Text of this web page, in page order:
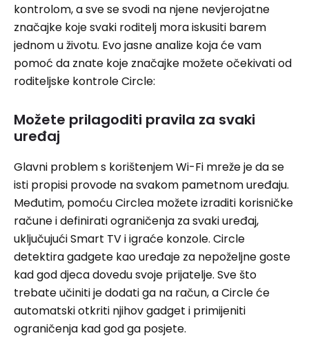
kontrolom, a sve se svodi na njene nevjerojatne
značajke koje svaki roditelj mora iskusiti barem
jednom u životu. Evo jasne analize koja će vam
pomoć da znate koje značajke možete očekivati ​​od
roditeljske kontrole Circle:
Možete prilagoditi pravila za svaki
uređaj
Glavni problem s korištenjem Wi-Fi mreže je da se
isti propisi provode na svakom pametnom uređaju.
Međutim, pomoću Circlea možete izraditi korisničke
račune i definirati ograničenja za svaki uređaj,
uključujući Smart TV i igraće konzole. Circle
detektira gadgete kao uređaje za nepoželjne goste
kad god djeca dovedu svoje prijatelje. Sve što
trebate učiniti je dodati ga na račun, a Circle će
automatski otkriti njihov gadget i primijeniti
ograničenja kad god ga posjete.